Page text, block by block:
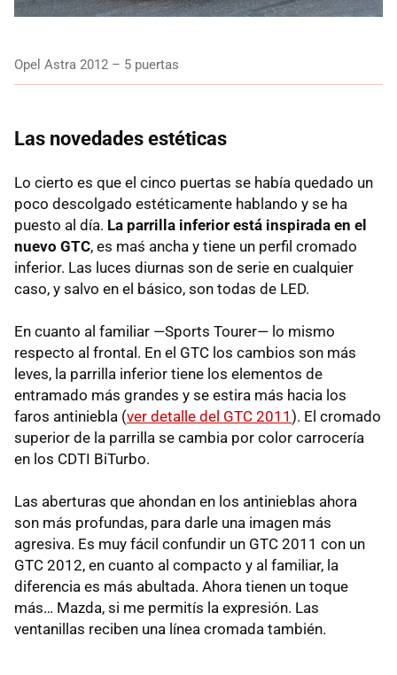
Opel Astra 2012 – 5 puertas
Las novedades estéticas
Lo cierto es que el cinco puertas se había quedado un
poco descolgado estéticamente hablando y se ha
puesto al día. La parrilla inferior está inspirada en el
nuevo GTC, es maś ancha y tiene un perfil cromado
inferior. Las luces diurnas son de serie en cualquier
caso, y salvo en el básico, son todas de LED.
En cuanto al familiar —Sports Tourer— lo mismo
respecto al frontal. En el GTC los cambios son más
leves, la parrilla inferior tiene los elementos de
entramado más grandes y se estira más hacia los
faros antiniebla (ver detalle del GTC 2011 ). El cromado
superior de la parrilla se cambia por color carrocería
en los CDTI BiTurbo.
Las aberturas que ahondan en los antinieblas ahora
son más profundas, para darle una imagen más
agresiva. Es muy fácil confundir un GTC 2011 con un
GTC 2012, en cuanto al compacto y al familiar, la
diferencia es más abultada. Ahora tienen un toque
más… Mazda, si me permitís la expresión. Las
ventanillas reciben una línea cromada también.